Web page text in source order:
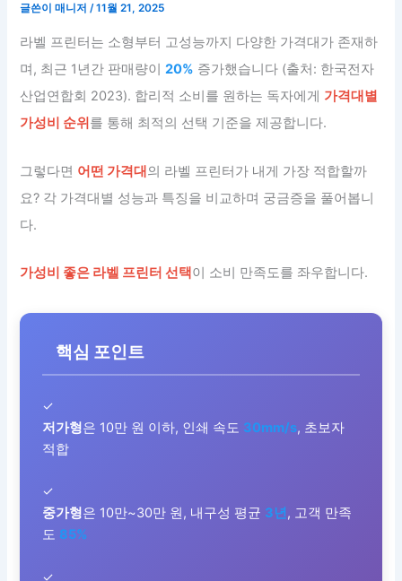
글쓴이매니저 /11월 21, 2025
라벨 프린터는 소형부터 고성능까지 다양한 가격대가 존재하
며, 최근 1년간 판매량이20% 증가했습니다 (출처: 한국전자
산업연합회 2023). 합리적 소비를 원하는 독자에게 가격대별
가성비 순위 를 통해 최적의 선택 기준을 제공합니다.
그렇다면 어떤 가격대의 라벨 프린터가 내게 가장 적합할까
요? 각 가격대별 성능과 특징을 비교하며 궁금증을 풀어봅니
다.
가성비 좋은 라벨 프린터 선택이 소비 만족도를 좌우합니다.
핵심 포인트
✓
저가형은 10만 원 이하, 인쇄 속도 30mm/s, 초보자
적합
✓
중가형은 10만~30만 원, 내구성 평균 3년, 고객 만족
도 85%
✓